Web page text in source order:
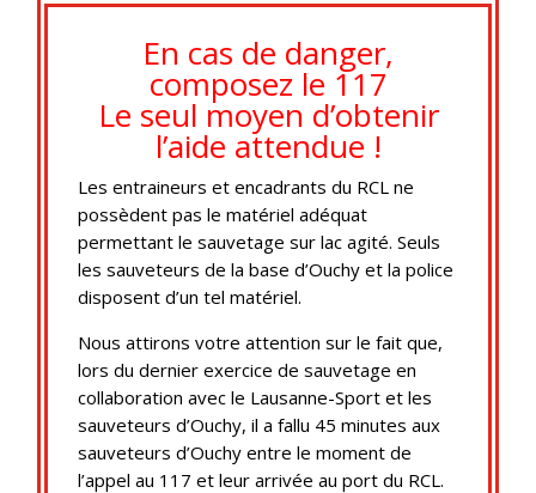
En cas de danger,
composez le 117
Le seul moyen d’obtenir
l’aide attendue !
Les entraineurs et encadrants du RCL ne
possèdent pas le matériel adéquat
permettant le sauvetage sur lac agité. Seuls
les sauveteurs de la base d’Ouchy et la police
disposent d’un tel matériel.
Nous attirons votre attention sur le fait que,
lors du dernier exercice de sauvetage en
collaboration avec le Lausanne-Sport et les
sauveteurs d’Ouchy, il a fallu 45 minutes aux
sauveteurs d’Ouchy entre le moment de
l’appel au 117 et leur arrivée au port du RCL.